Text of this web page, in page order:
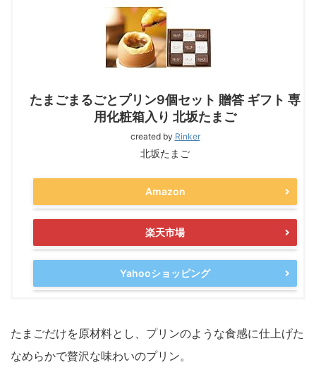
たまごまるごとプリン9個セット 贈答 ギフト 専
用化粧箱入り 北坂たまご
created by Rinker
北坂たまご
Amazon
楽天市場
Yahooショッピング
たまごだけを原材料とし、プリンのような食感に仕上げた
なめらかで贅沢な味わいのプリン。